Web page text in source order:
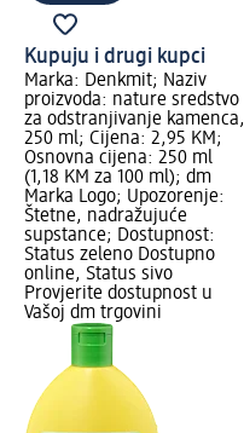
Kupuju i drugi kupci
Marka: Denkmit; Naziv
proizvoda: nature sredstvo
za odstranjivanje kamenca,
250 ml; Cijena: 2,95 KM;
Osnovna cijena: 250 ml
(1,18 KM za 100 ml); dm
Marka Logo; Upozorenje:
Štetne, nadražujuće
supstance; Dostupnost:
Status zeleno Dostupno
online, Status sivo
Provjerite dostupnost u
Vašoj dm trgovini